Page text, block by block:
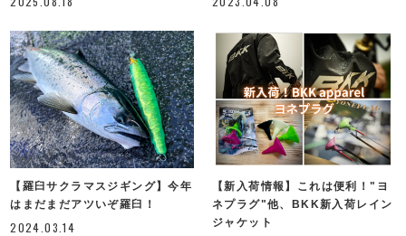
【羅臼サクラマスジギング】今年
はまだまだアツいぞ羅臼！
2024.03.14
【新入荷情報】これは便利！"ヨ
ネプラグ"他、BKK新入荷レイン
ジャケット